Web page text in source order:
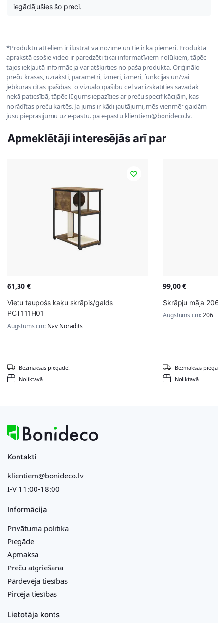
iegādājušies šo preci.
*Produktu attēliem ir ilustratīva nozīme un tie ir kā piemēri. Produkta
aprakstā esošie video ir paredzēti tikai informatīviem nolūkiem, tāpēc
tajos iekļautā informācija var atšķirties no paša produkta. Oriģinālo
preču krāsas, uzraksti, parametri, izmēri, izmēri, funkcijas un/vai
jebkuras citas īpašības to vizuālo īpašību dēļ var izskatīties savādāk
nekā patiesībā, tāpēc lūgums iepazīties ar preču specifikācijām, kas
norādītas preču kartēs. Ja jums ir kādi jautājumi, mēs vienmēr gaidām
jūsu pieprasījumu uz e-pastu. pa e-pastu klientiem@bonideco.lv.
Apmeklētāji interesējās arī par
61,30 €
Vietu taupošs kaķu skrāpis/galds
PCT111H01
Augstums cm: Nav Norādīts
Noliktavā
Bezmaksas piegāde!
99,00 €
Skrāpju māja
Augstums cm:206
Noliktavā
Bezmaksas
Kontakti
klientiem@bonideco.lv
I-V 11:00-18:00
Informācija
Privātuma politika
Piegāde
Apmaksa
Preču atgriešana
Pārdevēja tiesības
Pircēja tiesības
Lietotāja konts